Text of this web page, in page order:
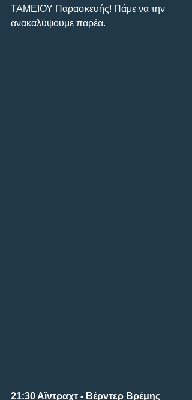
ΤΑΜΕΙΟΥ Παρασκευής! Πάμε να την
ανακαλύψουμε παρέα.
21:30 Αϊντραχτ - Βέρντερ Βρέμης